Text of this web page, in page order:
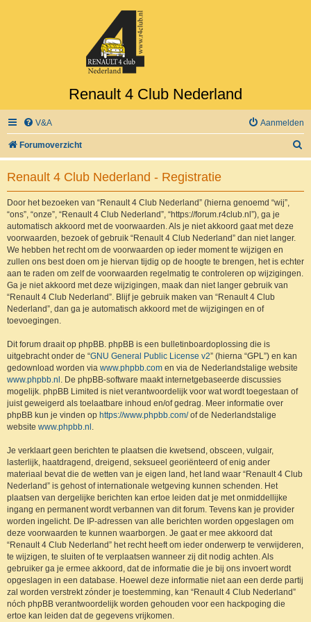
Renault 4 Club Nederland
V&A Aanmelden
Forumoverzicht
o
Renault 4 Club Nederland - Registratie
Door het bezoeken van “Renault 4 Club Nederland” (hierna genoemd “wij”,
“ons”, “onze”, “Renault 4 Club Nederland”, “https://forum.r4club.nl”), ga je
automatisch akkoord met de voorwaarden. Als je niet akkoord gaat met deze
voorwaarden, bezoek of gebruik “Renault 4 Club Nederland” dan niet langer.
We hebben het recht om de voorwaarden op ieder moment te wijzigen en
zullen ons best doen om je hiervan tijdig op de hoogte te brengen, het is echter
aan te raden om zelf de voorwaarden regelmatig te controleren op wijzigingen.
Ga je niet akkoord met deze wijzigingen, maak dan niet langer gebruik van
“Renault 4 Club Nederland”. Blijf je gebruik maken van “Renault 4 Club
Nederland”, dan ga je automatisch akkoord met de wijzigingen en of
toevoegingen.
Dit forum draait op phpBB. phpBB is een bulletinboardoplossing die is
uitgebracht onder de “GNU General Public License v2” (hierna “GPL”) en kan
gedownload worden via www.phpbb.com en via de Nederlandstalige website
www.phpbb.nl . De phpBB-software maakt internetgebaseerde discussies
mogelijk. phpBB Limited is niet verantwoordelijk voor wat wordt toegestaan of
juist geweigerd als toelaatbare inhoud en/of gedrag. Meer informatie over
phpBB kun je vinden op https://www.phpbb.com/of de Nederlandstalige
website www.phpbb.nl .
Je verklaart geen berichten te plaatsen die kwetsend, obsceen, vulgair,
lasterlijk, haatdragend, dreigend, seksueel georiënteerd of enig ander
materiaal bevat die de wetten van je eigen land, het land waar “Renault 4 Club
Nederland” is gehost of internationale wetgeving kunnen schenden. Het
plaatsen van dergelijke berichten kan ertoe leiden dat je met onmiddellijke
ingang en permanent wordt verbannen van dit forum. Tevens kan je provider
worden ingelicht. De IP-adressen van alle berichten worden opgeslagen om
deze voorwaarden te kunnen waarborgen. Je gaat er mee akkoord dat
“Renault 4 Club Nederland” het recht heeft om ieder onderwerp te verwijderen,
te wijzigen, te sluiten of te verplaatsen wanneer zij dit nodig achten. Als
gebruiker ga je ermee akkoord, dat de informatie die je bij ons invoert wordt
opgeslagen in een database. Hoewel deze informatie niet aan een derde partij
zal worden verstrekt zónder je toestemming, kan “Renault 4 Club Nederland”
nóch phpBB verantwoordelijk worden gehouden voor een hackpoging die
ertoe kan leiden dat de gegevens vrijkomen.